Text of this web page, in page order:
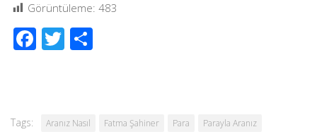
Görüntüleme: 483
Facebook
Twitter
Tags: Aranız Nasıl Fatma Şahiner Para Parayla Aranız